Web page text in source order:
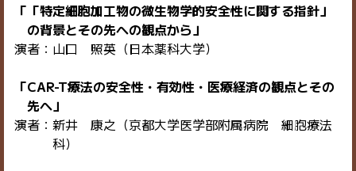
「「特定細胞加工物の微生物学的安全性に関する指針」
の背景とその先への観点から」
演者：山口 照英（日本薬科大学）
「CAR-T療法の安全性・有効性・医療経済の観点とその
先へ」
演者：新井 康之（京都大学医学部附属病院 細胞療法
科）